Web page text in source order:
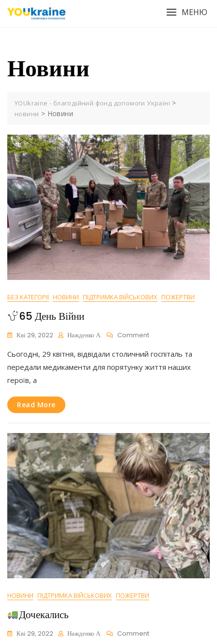
Skip
МЕНЮ
Новини
YOUkraine - благодійний фонд допомоги Україні >
новини > Новини
БЕЗ КАТЕГОРІЇ НОВИНИ ПІДТРИМКА ВІЙСЬКОВИХ ПОЖЕРТВИ
65 День Війни
Кві 29, 2022 Нажденко А. CommentOn
65
День
Сьогодні, 29 квітня, відвідали столичний госпіталь та
передали медикаменти для порятунку життя наших
героїв, а
Read More
НОВИНИ ПІДТРИМКА ВІЙСЬКОВИХ ПОЖЕРТВИ
Дочекались
Кві 29, 2022 Нажденко А. CommentOn